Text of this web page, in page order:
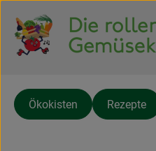
Ökokisten Rezepte